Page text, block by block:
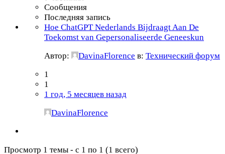
Сообщения
Последняя запись
Hoe ChatGPT Nederlands Bijdraagt Aan De
Toekomst van Gepersonaliseerde Geneeskun
Автор:
DavinaFlorence в: Технический форум
1
1
1 год, 5 месяцев назад
DavinaFlorence
Просмотр 1 темы - с 1 по 1 (1 всего)